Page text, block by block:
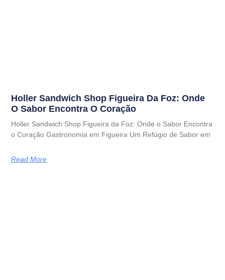
Holler Sandwich Shop Figueira Da Foz: Onde
O Sabor Encontra O Coração
Holler Sandwich Shop Figueira da Foz: Onde o Sabor Encontra
o Coração Gastronomia em Figueira Um Refúgio de Sabor em
Read More